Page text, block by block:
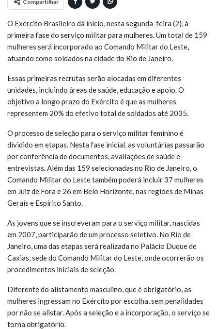
Compartilhar
O Exército Brasileiro dá início, nesta segunda-feira (2), à
primeira fase do serviço militar para mulheres. Um total de 159
mulheres será incorporado ao Comando Militar do Leste,
atuando como soldados na cidade do Rio de Janeiro.
Essas primeiras recrutas serão alocadas em diferentes
unidades, incluindo áreas de saúde, educação e apoio. O
objetivo a longo prazo do Exército é que as mulheres
representem 20% do efetivo total de soldados até 2035.
O processo de seleção para o serviço militar feminino é
dividido em etapas. Nesta fase inicial, as voluntárias passarão
por conferência de documentos, avaliações de saúde e
entrevistas. Além das 159 selecionadas no Rio de Janeiro, o
Comando Militar do Leste também poderá incluir 37 mulheres
em Juiz de Fora e 26 em Belo Horizonte, nas regiões de Minas
Gerais e Espírito Santo.
As jovens que se inscreveram para o serviço militar, nascidas
em 2007, participarão de um processo seletivo. No Rio de
Janeiro, uma das etapas será realizada no Palácio Duque de
Caxias, sede do Comando Militar do Leste, onde ocorrerão os
procedimentos iniciais de seleção.
Diferente do alistamento masculino, que é obrigatório, as
mulheres ingressam no Exército por escolha, sem penalidades
por não se alistar. Após a seleção e a incorporação, o serviço se
torna obrigatório.